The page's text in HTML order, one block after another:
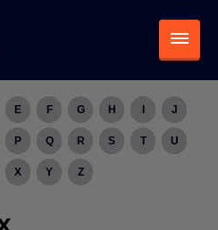
E F G H J
P Q R S T U
X Y Z